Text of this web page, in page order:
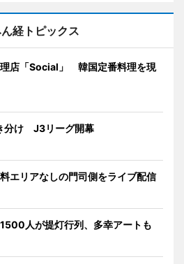
経トピックス
店「Social」 韓国定番料理を現
分け J3リーグ開幕
エリアなしの門司側をライブ配信
人が提灯行列、多幸アートも